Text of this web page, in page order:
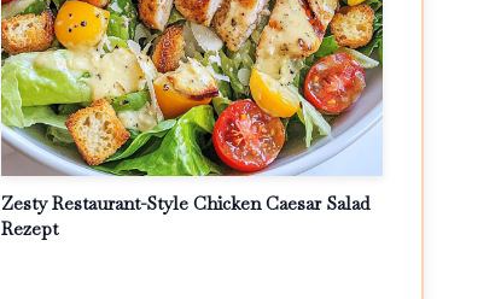
Zesty Restaurant-Style Chicken Caesar Salad
Rezept